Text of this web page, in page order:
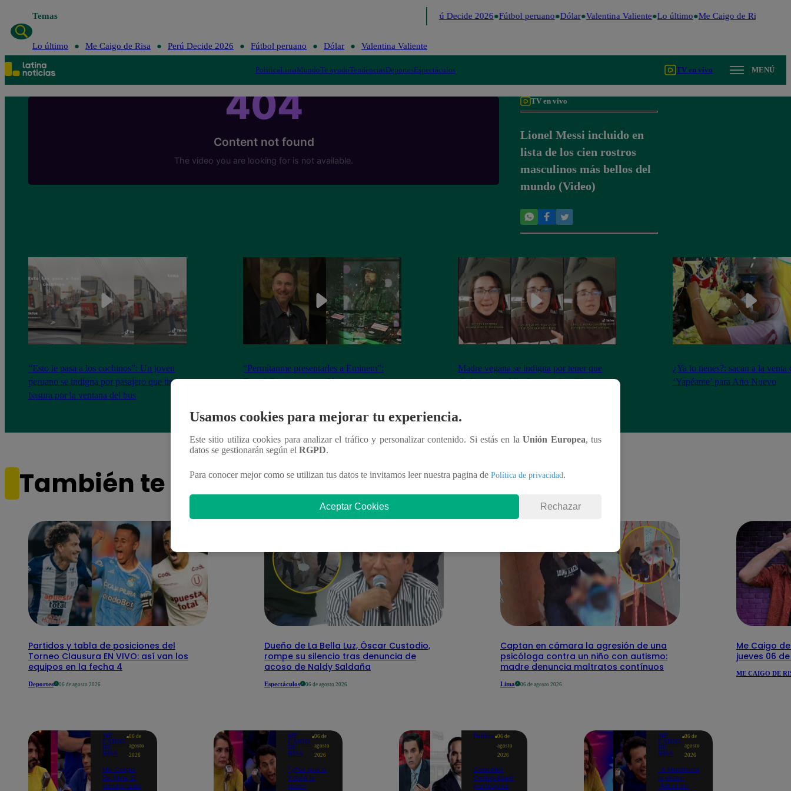
Temas Perú Decide 2026 Fútbol peruano Dólar Valentina Valiente Lo último Me Caigo de Risa
Lo último Me Caigo de Risa Perú Decide 2026 Fútbol peruano Dólar Valentina Valiente
PolíticaLimaMundoTe ayudoTendenciasDeportesEspectáculos TV en vivo MENÚ
TV en vivo
Lionel Messi incluido en
lista de los cien rostros
masculinos más bellos del
mundo (Video)
“Esto le pasa a los cochinos”: Un joven
peruano se indigna por pasajero que tira su
basura por la ventana del bus
“Permítanme presentarles a Eminem”:
David Guetta causa polémica con
Madre vegana se indigna por tener que
disfrazar a su hija de pescador: “Atenta
¿Ya lo tienes?: sacan a la venta
‘Yapéame’ para Año Nuevo
También te puede interesar
Partidos y tabla de posiciones del
Torneo Clausura EN VIVO: así van los
equipos en la fecha 4
Deportes 06 de agosto 2026
Dueño de La Bella Luz, Óscar Custodio,
rompe su silencio tras denuncia de
acoso de Naldy Saldaña
Espectáculos 06 de agosto 2026
Captan en cámara la agresión de una
psicóloga contra un niño con autismo:
madre denuncia maltratos contínuos
Lima 06 de agosto 2026
Me Caigo de
jueves 06
ME CAIGO DE
ME
CAIGO
DE
RISA
06 de
agosto
2026
Me Caigo
De Risa: El
inesperado
ME
CAIGO
DE
RISA
06 de
agosto
2026
"¿Por qué a
Yiddá le
dicen
Política 06 de
agosto
2026
Canciller
Carlos Espá
participirá
ME
CAIGO
DE
RISA
06 de
agosto
2026
"A Machuca
le dicen
'Árbol sin
Usamos cookies para mejorar tu experiencia.
Este sitio utiliza cookies para analizar el tráfico y personalizar contenido. Si estás en laUnión Europea, tus
datos se gestionarán según el RGPD.
Para conocer mejor como se utilizan tus datos te invitamos leer nuestra pagina de Política de privacidad.
Aceptar Cookies Rechazar